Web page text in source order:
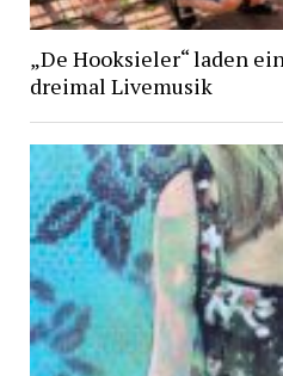
„De Hooksieler“ laden
dreimal Livemusik